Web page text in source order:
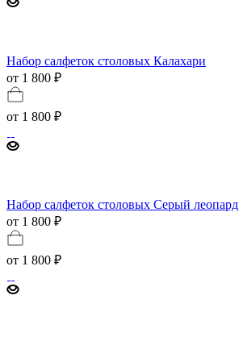
Набор салфеток столовых Калахари
от 1 800 ₽
от 1 800 ₽
Набор салфеток столовых Серый леопард
от 1 800 ₽
от 1 800 ₽